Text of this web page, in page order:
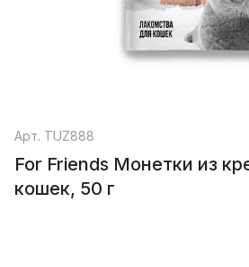
Арт. TUZ888
For Friends Монетки из
кошек, 50 г